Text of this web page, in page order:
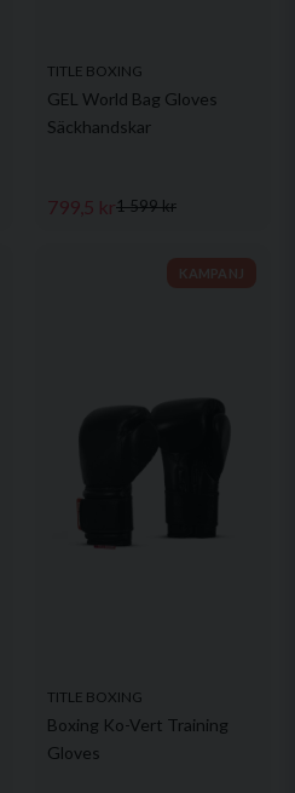
TITLE BOXING
GEL World Bag Gloves
Säckhandskar
1 599 kr
799,5 kr
TITLE BOXING
Boxing Ko-Vert Training
Gloves
KAMPANJ